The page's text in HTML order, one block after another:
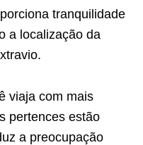
tranquilidade
a localização da
viaja com mais
pertences estão
a preocupação